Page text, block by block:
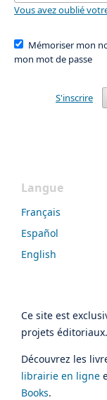
Vous avez oublié
Mémoriser mon
mon mot de passe
S'inscrire
Langue
Français
Español
English
Ce site est
projets éditoriaux.
Découvrez les
librairie en ligne
Books.